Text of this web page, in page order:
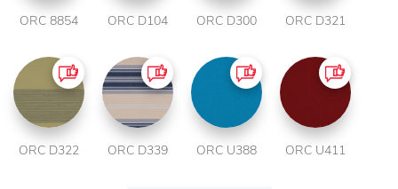
ORC 8854 ORC D104 ORC D300 ORC D321
ORC D322 ORC D339 ORC U388 ORC U411